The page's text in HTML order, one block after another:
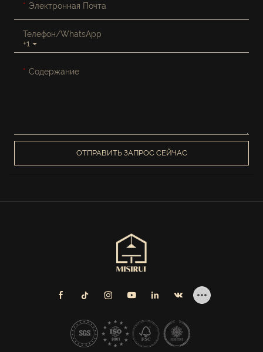
Электронная Почта
+1
Телефон/WhatsApp
Содержание
ОТПРАВИТЬ ЗАПРОС СЕЙЧАС